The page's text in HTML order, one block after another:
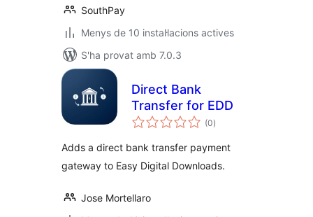
SouthPay
Menys de 10 instal·lacions actives
S'ha provat amb 7.0.3
Direct Bank
Transfer for EDD
(0puntuacions
totals
)
Adds a direct bank transfer payment
gateway to Easy Digital Downloads.
Jose Mortellaro